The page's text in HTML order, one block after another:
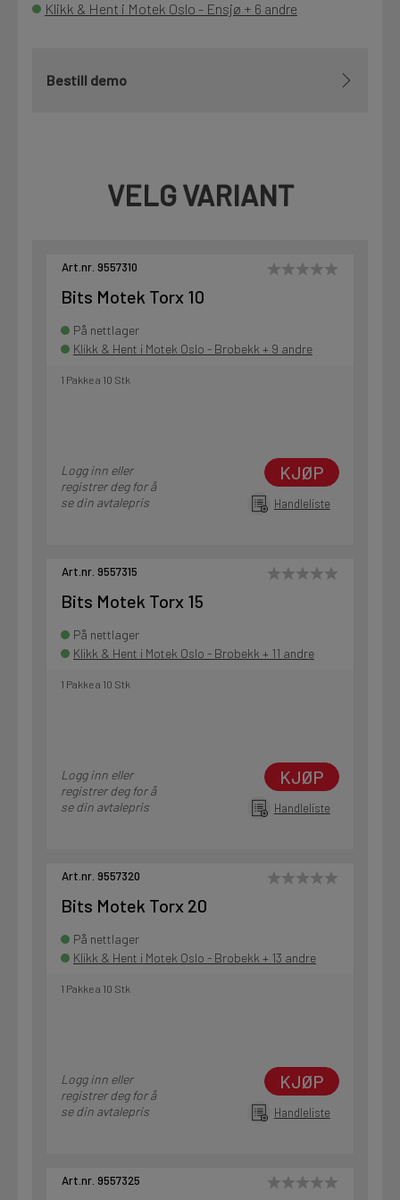
Klikk & Hent i Motek Oslo - Ensjø + 6 andre
Bestill demo
VELG VARIANT
Art.nr. 9557310
Bits Motek Torx 10
På nettlager
Klikk & Hent i Motek Oslo - Brobekk + 9 andre
1 Pakke a 10 Stk
Logg inn eller
registrer deg for å
se din avtalepris
KJØP
Handleliste
Art.nr. 9557315
Bits Motek Torx 15
På nettlager
Klikk & Hent i Motek Oslo - Brobekk + 11 andre
1 Pakke a 10 Stk
Logg inn eller
registrer deg for å
se din avtalepris
KJØP
Handleliste
Art.nr. 9557320
Bits Motek Torx 20
På nettlager
Klikk & Hent i Motek Oslo - Brobekk + 13 andre
1 Pakke a 10 Stk
Logg inn eller
registrer deg for å
se din avtalepris
KJØP
Handleliste
Art.nr. 9557325